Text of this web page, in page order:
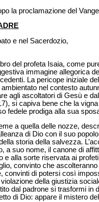
la proclamazione del
e nel Sacerdozio,
del profeta Isaia, come
immagine allegorica
La pericope iniziale
nel contesto
agli ascoltatori di Gesù e
si capiva bene che la
fedele prodiga alla sua
a quella delle nozze,
di Dio con il suo
storia della salvezza.
a suo nome, il canone di
e alla sorte riservata ai
convinto che
convinti di potersi così
della giustizia
dal padrone si trasformi
di Dio: appare il mistero